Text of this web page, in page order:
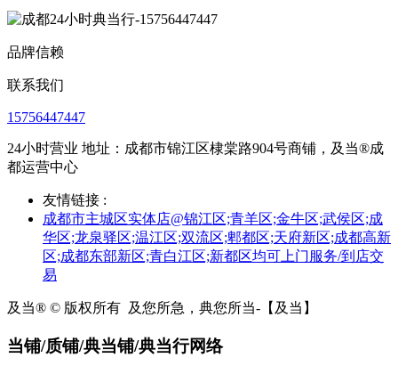
品牌信赖
联系我们
15756447447
24小时营业 地址：成都市锦江区棣棠路904号商铺，及当®成
都运营中心
友情链接 :
成都市主城区实体店@锦江区;青羊区;金牛区;武侯区;成
华区;龙泉驿区;温江区;双流区;郫都区;天府新区;成都高新
区;成都东部新区;青白江区;新都区均可上门服务/到店交
易
及当® © 版权所有 及您所急，典您所当-【及当】
当铺/质铺/典当铺/典当行网络